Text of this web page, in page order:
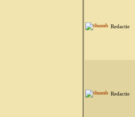
Redactie
Redactie